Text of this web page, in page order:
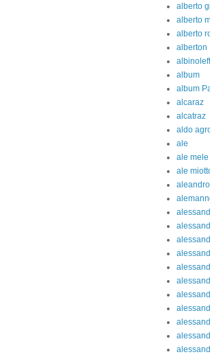
alberto
alberto
alberto
alberton
album
album
alcaraz
alcatraz
aldo
ale
ale mele
ale